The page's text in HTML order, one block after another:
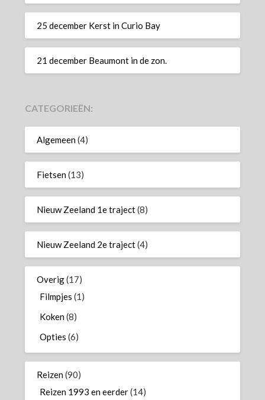
25 december Kerst in Curio Bay
21 december Beaumont in de zon.
CATEGORIEËN:
Algemeen(4)
Fietsen(13)
Nieuw Zeeland 1e traject(8)
Nieuw Zeeland 2e traject(4)
Overig(17)
Filmpjes (1)
Koken(8)
Opties (6)
Reizen(90)
Reizen 1993 en eerder(14)